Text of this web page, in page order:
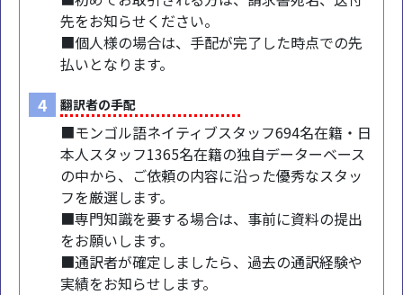
先をお知らせください。
■個人様の場合は、手配が完了した時点での先
払いとなります。
4 翻訳者の手配
■モンゴル語ネイティブスタッフ694名在籍・日
本人スタッフ1365名在籍の独自データーベース
の中から、ご依頼の内容に沿った優秀なスタッ
フを厳選します。
■専門知識を要する場合は、事前に資料の提出
をお願いします。
■通訳者が確定しましたら、過去の通訳経験や
実績をお知らせします。